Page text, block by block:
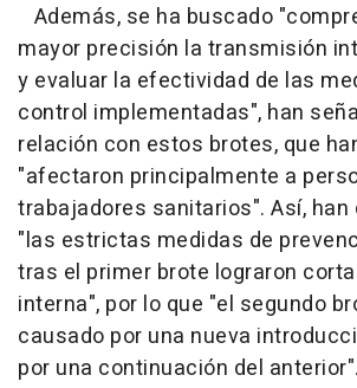
Además, se ha buscado
mayor precisión la transmisión
y evaluar la efectividad de las
control implementadas", han
relación con estos brotes, que
"afectaron principalmente a
trabajadores sanitarios". Así,
"las estrictas medidas de
tras el primer brote lograron
interna", por lo que "el segundo
causado por una nueva
por una continuación del anterior".